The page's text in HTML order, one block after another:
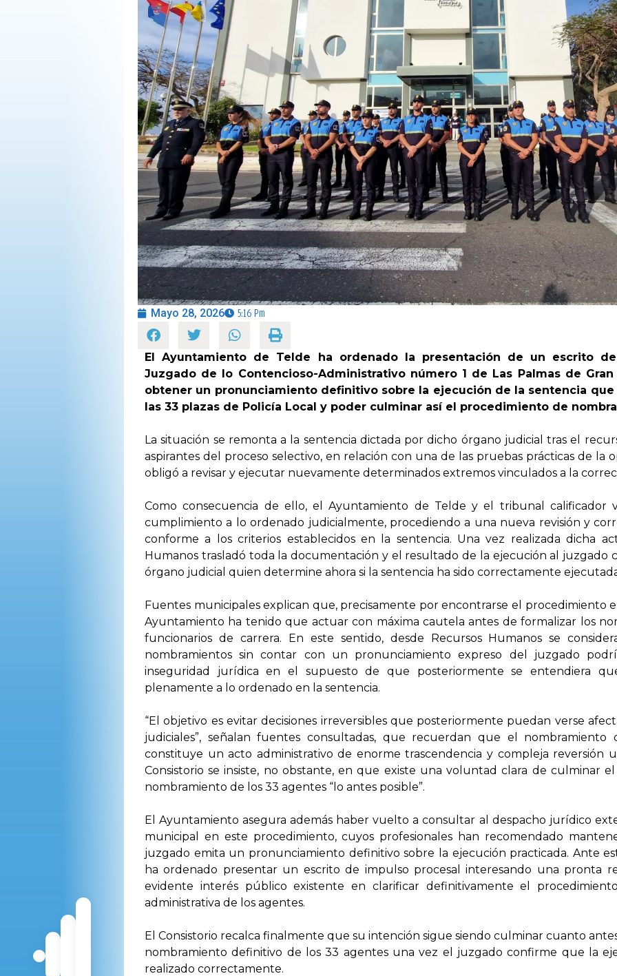
OPINIÓN
PROGRAMAS
Mayo 28, 2026 5:16 Pm
El Ayuntamiento de Telde ha ordenado la presentación de un escrito
Juzgado de lo Contencioso-Administrativo número 1 de Las Palmas de
obtener un pronunciamiento definitivo sobre la ejecución de la sentencia
las 33 plazas de Policía Local y poder culminar así el procedimiento de
La situación se remonta a la sentencia dictada por dicho órgano judicial tras el
aspirantes del proceso selectivo, en relación con una de las pruebas prácticas de la
obligó a revisar y ejecutar nuevamente determinados extremos vinculados a la
Como consecuencia de ello, el Ayuntamiento de Telde y el tribunal calificador
cumplimiento a lo ordenado judicialmente, procediendo a una nueva revisión y
conforme a los criterios establecidos en la sentencia. Una vez realizada dicha
Humanos trasladó toda la documentación y el resultado de la ejecución al juzgado
órgano judicial quien determine ahora si la sentencia ha sido correctamente
Fuentes municipales explican que, precisamente por encontrarse el procedimiento
Ayuntamiento ha tenido que actuar con máxima cautela antes de formalizar los
funcionarios de carrera. En este sentido, desde Recursos Humanos se
nombramientos sin contar con un pronunciamiento expreso del juzgado
inseguridad jurídica en el supuesto de que posteriormente se entendiera
plenamente a lo ordenado en la sentencia.
“El objetivo es evitar decisiones irreversibles que posteriormente puedan verse
judiciales”, señalan fuentes consultadas, que recuerdan que el nombramiento
constituye un acto administrativo de enorme trascendencia y compleja reversión
Consistorio se insiste, no obstante, en que existe una voluntad clara de culminar
nombramiento de los 33 agentes “lo antes posible”.
El Ayuntamiento asegura además haber vuelto a consultar al despacho jurídico
municipal en este procedimiento, cuyos profesionales han recomendado
juzgado emita un pronunciamiento definitivo sobre la ejecución practicada. Ante
ha ordenado presentar un escrito de impulso procesal interesando una pronta
evidente interés público existente en clarificar definitivamente el
administrativa de los agentes.
El Consistorio recalca finalmente que su intención sigue siendo culminar cuanto
nombramiento definitivo de los 33 agentes una vez el juzgado confirme que la
realizado correctamente.